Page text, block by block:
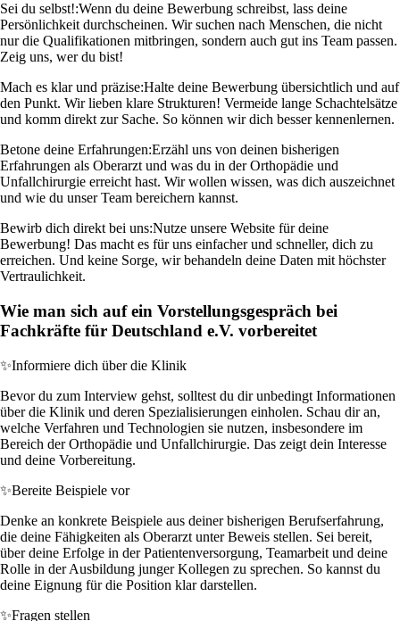
Sei du selbst!:Wenn du deine Bewerbung schreibst, lass deine
Persönlichkeit durchscheinen. Wir suchen nach Menschen, die nicht
nur die Qualifikationen mitbringen, sondern auch gut ins Team passen.
Zeig uns, wer du bist!
Mach es klar und präzise:Halte deine Bewerbung übersichtlich und auf
den Punkt. Wir lieben klare Strukturen! Vermeide lange Schachtelsätze
und komm direkt zur Sache. So können wir dich besser kennenlernen.
Betone deine Erfahrungen:Erzähl uns von deinen bisherigen
Erfahrungen als Oberarzt und was du in der Orthopädie und
Unfallchirurgie erreicht hast. Wir wollen wissen, was dich auszeichnet
und wie du unser Team bereichern kannst.
Bewirb dich direkt bei uns:Nutze unsere Website für deine
Bewerbung! Das macht es für uns einfacher und schneller, dich zu
erreichen. Und keine Sorge, wir behandeln deine Daten mit höchster
Vertraulichkeit.
Wie man sich auf ein Vorstellungsgespräch bei
Fachkräfte für Deutschland e.V. vorbereitet
✨Informiere dich über die Klinik
Bevor du zum Interview gehst, solltest du dir unbedingt Informationen
über die Klinik und deren Spezialisierungen einholen. Schau dir an,
welche Verfahren und Technologien sie nutzen, insbesondere im
Bereich der Orthopädie und Unfallchirurgie. Das zeigt dein Interesse
und deine Vorbereitung.
✨Bereite Beispiele vor
Denke an konkrete Beispiele aus deiner bisherigen Berufserfahrung,
die deine Fähigkeiten als Oberarzt unter Beweis stellen. Sei bereit,
über deine Erfolge in der Patientenversorgung, Teamarbeit und deine
Rolle in der Ausbildung junger Kollegen zu sprechen. So kannst du
deine Eignung für die Position klar darstellen.
✨Fragen stellen